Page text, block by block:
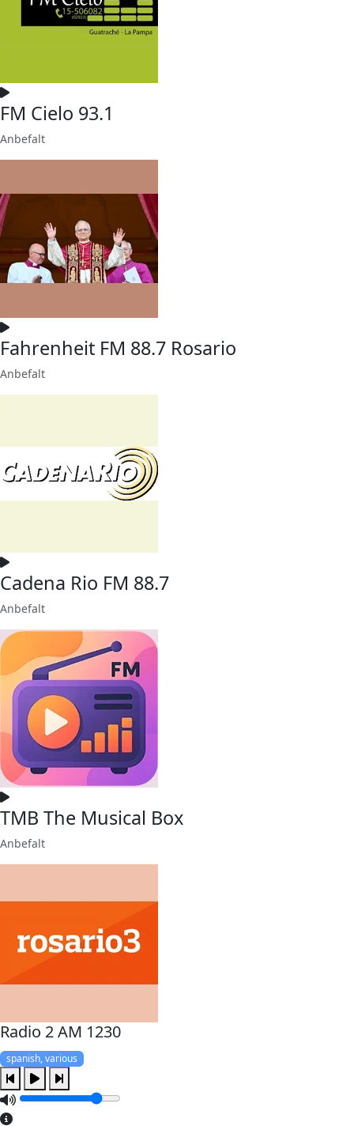
FM Cielo 93.1
Anbefalt
Fahrenheit FM 88.7 Rosario
Anbefalt
Cadena Rio FM 88.7
Anbefalt
TMB The Musical Box
Anbefalt
Radio 2 AM 1230
spanish, various